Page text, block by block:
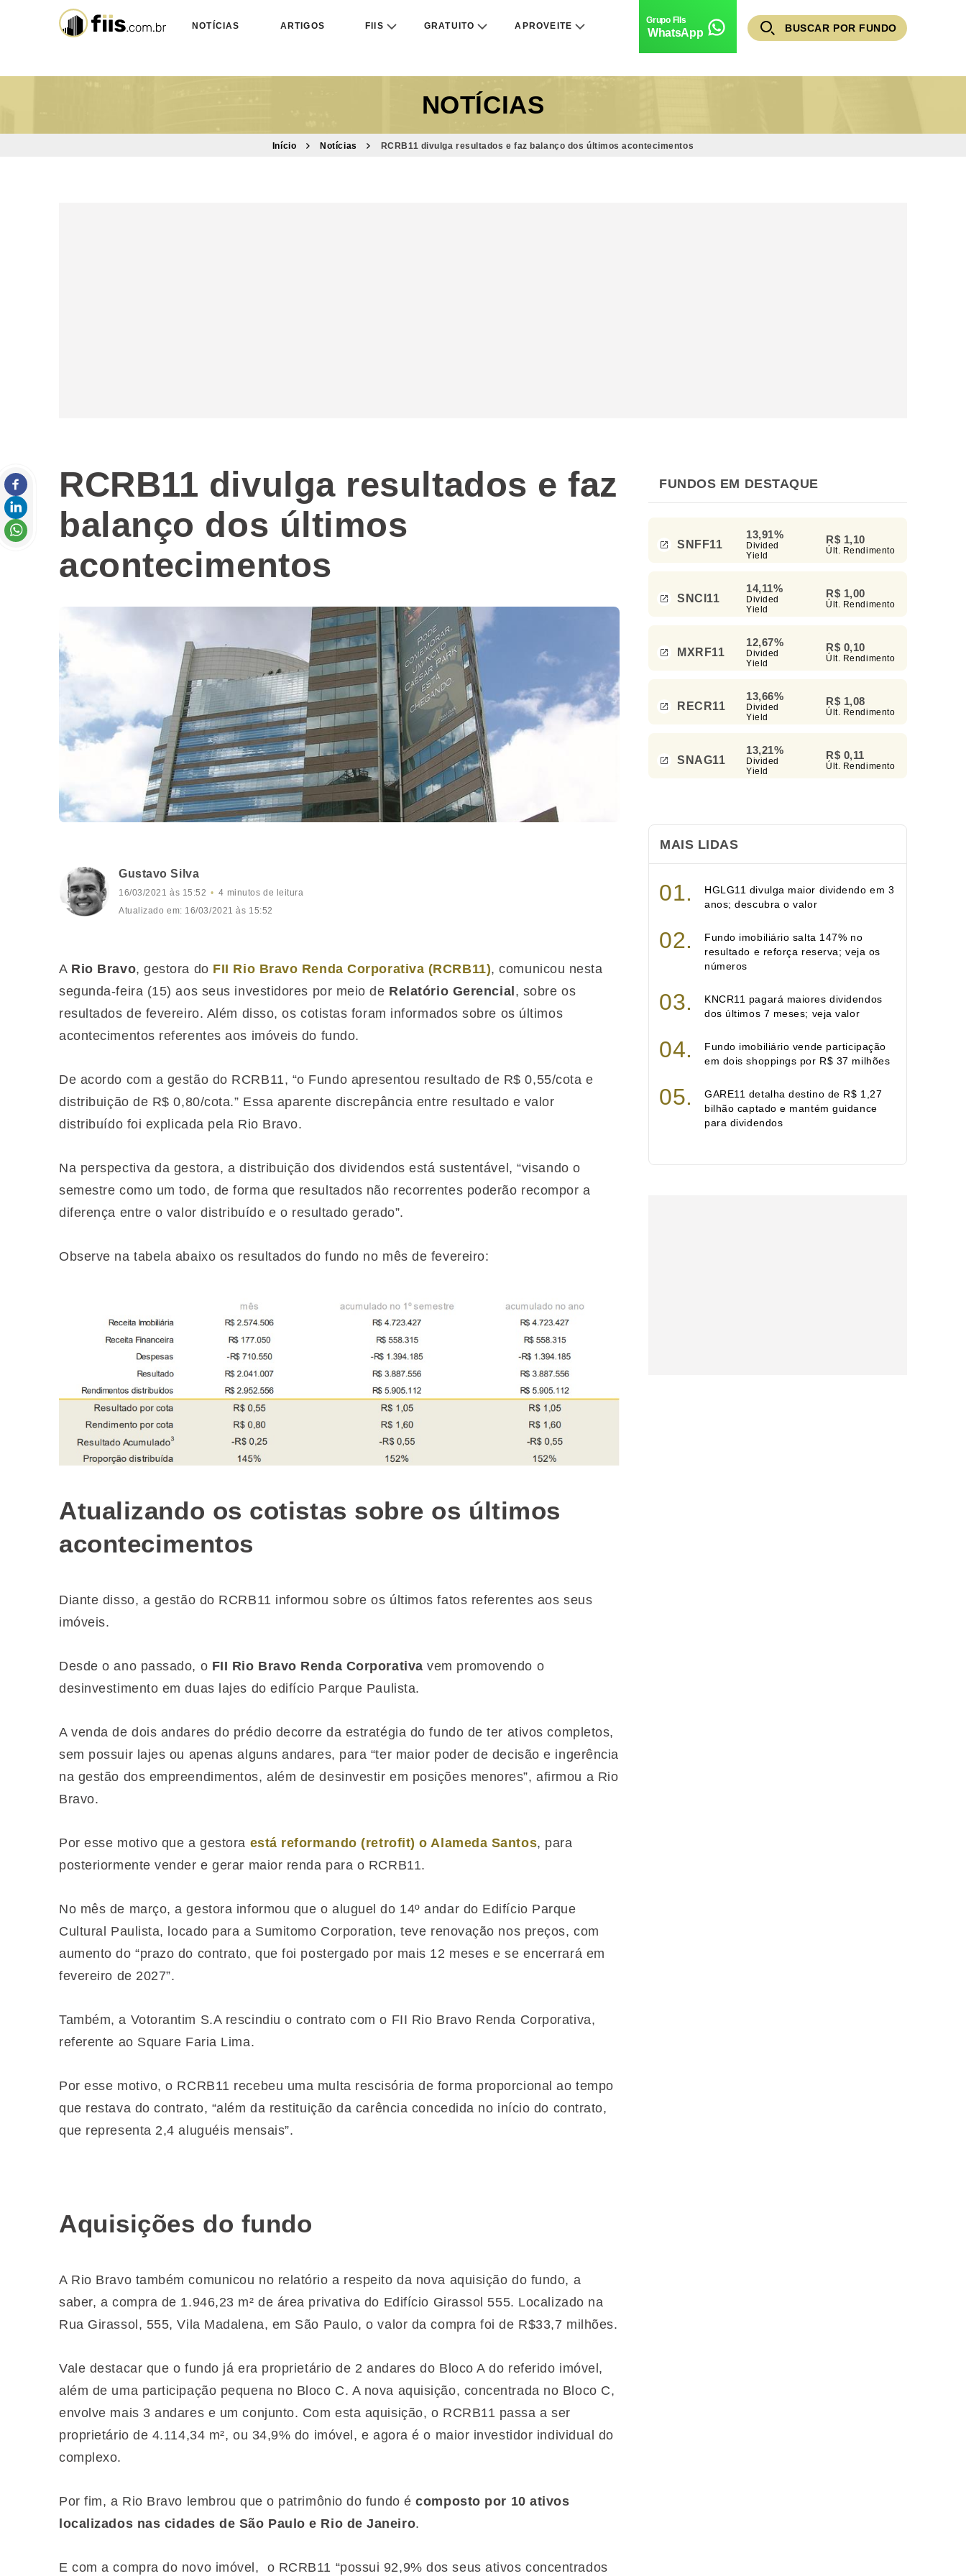
NOTÍCIAS ARTIGOS FIIS GRATUITO APROVEITE
WhatsApp BUSCAR POR FUNDO
NOTÍCIAS
Início Notícias RCRB11 divulga resultados e faz balanço dos últimos acontecimentos
RCRB11 divulga resultados e faz
balanço dos últimos
acontecimentos
Gustavo Silva
16/03/2021 às 15:52
4 minutos de leitura
Atualizado em: 16/03/2021 às 15:52
A Rio Bravo, gestora do FII Rio Bravo Renda Corporativa (RCRB11), comunicou nesta
segunda-feira (15) aos seus investidores por meio de Relatório Gerencial , sobre os
resultados de fevereiro. Além disso, os cotistas foram informados sobre os últimos
acontecimentos referentes aos imóveis do fundo.
De acordo com a gestão do RCRB11, “o Fundo apresentou resultado de R$ 0,55/cota e
distribuição de R$ 0,80/cota.” Essa aparente discrepância entre resultado e valor
distribuído foi explicada pela Rio Bravo.
Na perspectiva da gestora, a distribuição dos dividendos está sustentável, “visando o
semestre como um todo, de forma que resultados não recorrentes poderão recompor a
diferença entre o valor distribuído e o resultado gerado”.
Observe na tabela abaixo os resultados do fundo no mês de fevereiro:
Atualizando os cotistas sobre os últimos
acontecimentos
Diante disso, a gestão do RCRB11 informou sobre os últimos fatos referentes aos seus
imóveis.
Desde o ano passado, o FII Rio Bravo Renda Corporativa vem promovendo o
desinvestimento em duas lajes do edifício Parque Paulista.
A venda de dois andares do prédio decorre da estratégia do fundo de ter ativos completos,
sem possuir lajes ou apenas alguns andares, para “ter maior poder de decisão e ingerência
na gestão dos empreendimentos, além de desinvestir em posições menores”, afirmou a Rio
Bravo.
Por esse motivo que a gestora está reformando (retrofit) o Alameda Santos, para
posteriormente vender e gerar maior renda para o RCRB11.
No mês de março, a gestora informou que o aluguel do 14º andar do Edifício Parque
Cultural Paulista, locado para a Sumitomo Corporation, teve renovação nos preços, com
aumento do “prazo do contrato, que foi postergado por mais 12 meses e se encerrará em
fevereiro de 2027”.
Também, a Votorantim S.A rescindiu o contrato com o FII Rio Bravo Renda Corporativa,
referente ao Square Faria Lima.
Por esse motivo, o RCRB11 recebeu uma multa rescisória de forma proporcional ao tempo
que restava do contrato, “além da restituição da carência concedida no início do contrato,
que representa 2,4 aluguéis mensais”.
Aquisições do fundo
A Rio Bravo também comunicou no relatório a respeito da nova aquisição do fundo, a
saber, a compra de 1.946,23 m² de área privativa do Edifício Girassol 555. Localizado na
Rua Girassol, 555, Vila Madalena, em São Paulo, o valor da compra foi de R$33,7 milhões.
Vale destacar que o fundo já era proprietário de 2 andares do Bloco A do referido imóvel,
além de uma participação pequena no Bloco C. A nova aquisição, concentrada no Bloco C,
envolve mais 3 andares e um conjunto. Com esta aquisição, o RCRB11 passa a ser
proprietário de 4.114,34 m², ou 34,9% do imóvel, e agora é o maior investidor individual do
complexo.
Por fim, a Rio Bravo lembrou que o patrimônio do fundo écomposto por 10 ativos
localizados nas cidades de São Paulo e Rio de Janeiro.
E com a compra do novo imóvel, o RCRB11 “possui 92,9% dos seus ativos concentrados
FUNDOS EM DESTAQUE
SNFF11
13,91%
Divided
Yield
R$ 1,10
Últ. Rendimento
SNCI11
14,11%
Divided
Yield
R$ 1,00
Últ. Rendimento
MXRF11
12,67%
Divided
Yield
R$ 0,10
Últ. Rendimento
RECR11
13,66%
Divided
Yield
R$ 1,08
Últ. Rendimento
SNAG11
13,21%
Divided
Yield
R$ 0,11
Últ. Rendimento
MAIS LIDAS
HGLG11 divulga maior dividendo em 3
anos; descubra o valor
Fundo imobiliário salta 147% no
resultado e reforça reserva; veja os
números
KNCR11 pagará maiores dividendos
dos últimos 7 meses; veja valor
Fundo imobiliário vende participação
em dois shoppings por R$ 37 milhões
GARE11 detalha destino de R$ 1,27
bilhão captado e mantém guidance
para dividendos